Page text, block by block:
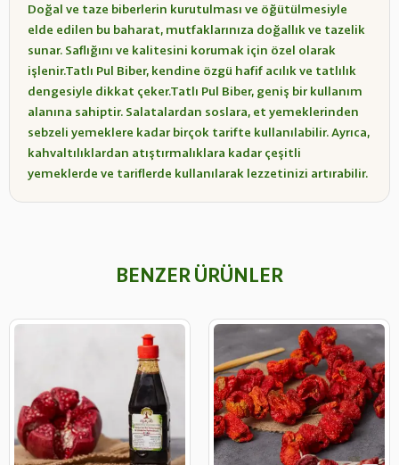
Doğal ve taze biberlerin kurutulması ve öğütülmesiyle
elde edilen bu baharat, mutfaklarınıza doğallık ve tazelik
sunar. Saflığını ve kalitesini korumak için özel olarak
işlenir.Tatlı Pul Biber, kendine özgü hafif acılık ve tatlılık
dengesiyle dikkat çeker.Tatlı Pul Biber, geniş bir kullanım
alanına sahiptir. Salatalardan soslara, et yemeklerinden
sebzeli yemeklere kadar birçok tarifte kullanılabilir. Ayrıca,
kahvaltılıklardan atıştırmalıklara kadar çeşitli
yemeklerde ve tariflerde kullanılarak lezzetinizi artırabilir.
BENZER ÜRÜNLER